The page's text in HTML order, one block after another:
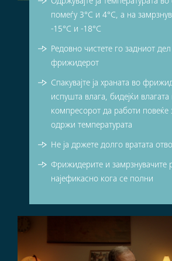
помеѓу 3°C и 4°C, а на
-15°C и -18°C
Редовно чистете го задниот
фрижидерот
Спакувајте ја храната во
испушта влага, бидејќи влагата
компресорот да работи повеќе
одржи температурата
Не ја држете долго вратата
Фрижидерите и замрзнувачите
најефикасно кога се полни